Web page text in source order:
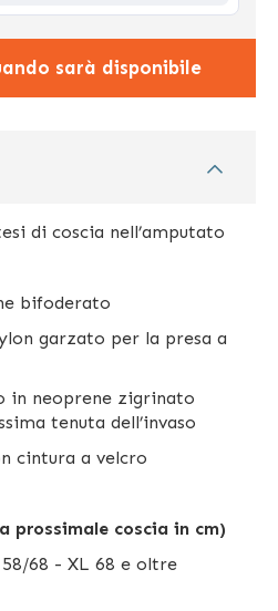
sarà disponibile
di coscia nell’amputato
bifoderato
garzato per la presa a
in neoprene zigrinato
tenuta dell’invaso
cintura a velcro
prossimale coscia in cm)
68 - XL 68 e oltre